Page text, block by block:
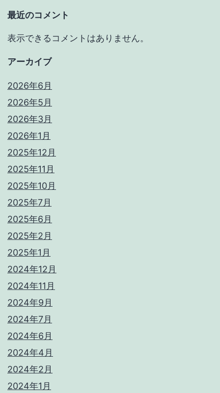
最近のコメント
表示できるコメントはありません。
アーカイブ
2026年6月
2026年5月
2026年3月
2026年1月
2025年12月
2025年11月
2025年10月
2025年7月
2025年6月
2025年2月
2025年1月
2024年12月
2024年11月
2024年9月
2024年7月
2024年6月
2024年4月
2024年2月
2024年1月